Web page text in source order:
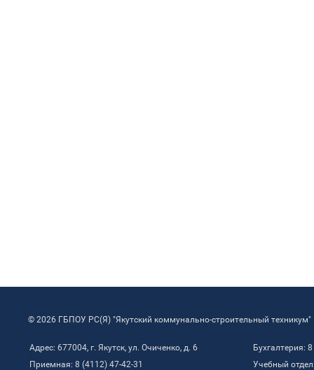
© 2026 ГБПОУ РС(Я) "Якутский коммунально-строительный техникум"
Адрес: 677004, г. Якутск, ул. Очиченко, д. 6
Бухгалтерия:
Приемная: 8 (4112) 47-42-31
Учебный